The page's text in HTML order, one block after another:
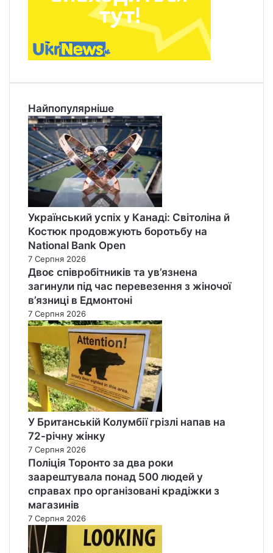
Найпопулярніше
Український успіх у Канаді: Світоліна й
Костюк продовжують боротьбу на
National Bank Open
7 Серпня 2026
Двоє співробітників та ув’язнена
загинули під час перевезення з жіночої
в’язниці в Едмонтоні
7 Серпня 2026
У Британській Колумбії грізлі напав на
72-річну жінку
7 Серпня 2026
Поліція Торонто за два роки
заарештувала понад 500 людей у
справах про організовані крадіжки з
магазинів
7 Серпня 2026